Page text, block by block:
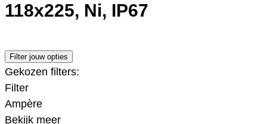
118x225, Ni, IP67
Filter jouw opties
Gekozen filters:
Filter
Ampère
Bekijk meer